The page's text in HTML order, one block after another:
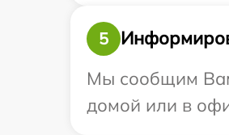
5
Мы сообщим
домой или в